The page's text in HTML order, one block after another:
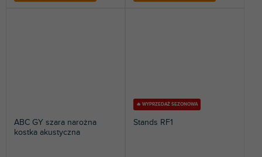
ABC GY szara narożna
kostka akustyczna
🔥 WYPRZEDAŻ SEZONOWA
Stands RF1